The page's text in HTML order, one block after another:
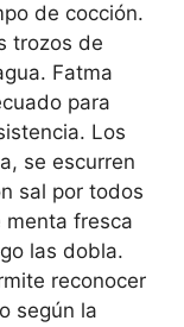
de cocción.
trozos de
Fatma
para
Los
se escurren
sal por todos
menta fresca
las dobla.
reconocer
según la